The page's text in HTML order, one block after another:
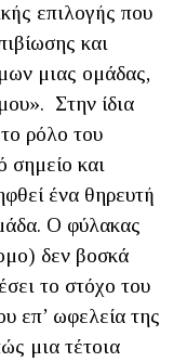
επιλογής που
και
μιας ομάδας,
Στην ίδια
ρόλο του
σημείο και
ένα θηρευτή
Ο φύλακας
δεν βοσκά
το στόχο του
επ’ ωφελεία της
μια τέτοια